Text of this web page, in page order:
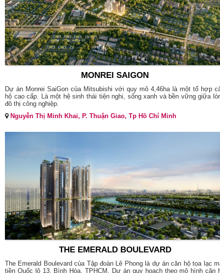
MONREI SAIGON
Dự án Monrei SaiGon của Mitsubishi với quy mô 4,46ha là một tổ hợp
hộ cao cấp. Là một hệ sinh thái tiện nghi, sống xanh và bền vững giữa
đô thị công nghiệp.
Nguyễn Thị Minh Khai, P. Thuận Giao, Tp Hồ Chí Minh
THE EMERALD BOULEVARD
The Emerald Boulevard của Tập đoàn Lê Phong là dự án căn hộ tọa lạc
tiền Quốc lộ 13, Bình Hòa, TPHCM. Dự án quy hoạch theo mô hình căn